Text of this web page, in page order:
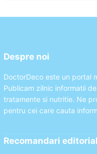
Despre noi
DoctorDeco este un portal
Publicam zilnic informatii
tratamente si nutritie. Ne
pentru cei care cauta
Recomandari